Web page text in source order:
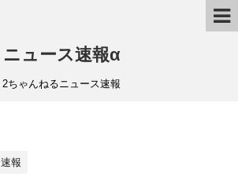
ニュース速報α
2ちゃんねるニュース速報
速報